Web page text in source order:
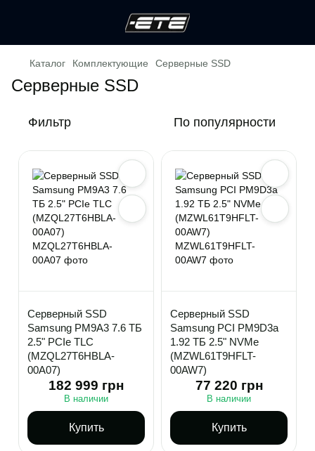
Каталог Комплектующие Серверные SSD
Серверные SSD
Фильтр По популярности
Серверный SSD
Samsung PM9A3 7.6 ТБ
2.5" PCIe TLC
(MZQL27T6HBLA-
00A07)
182 999 грн
В наличии
Купить
Серверный SSD
Samsung PCI PM9D3a
1.92 ТБ 2.5" NVMe
(MZWL61T9HFLT-
00AW7)
77 220 грн
В наличии
Купить